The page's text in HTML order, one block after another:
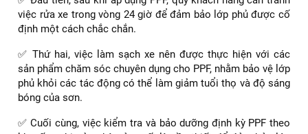
Cách bảo quản phim PPF sau khi dán cho xe
Vinfast VF9 hiệu quả
(PPF) cho xe Vinfast VF9, quý khách hàng cần tuân thủ các